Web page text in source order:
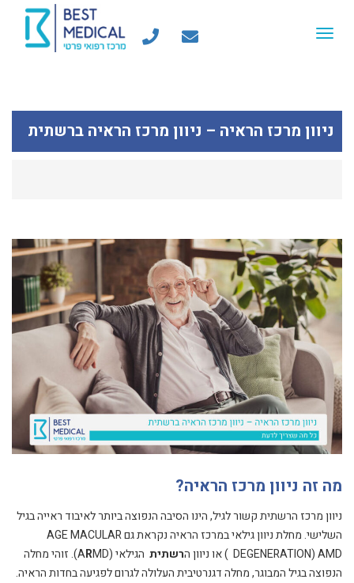
Toggle
ניוון מרכז הראיה – ניוון מרכז הראיה ברשתית
מה זה ניוון מרכז הראיה?
ניוון מרכז הרשתית קשור לגיל, הינו הסיבה הנפוצה ביותר לאיבוד ראייה בגיל
השלישי.
מחלת ניוון גילאי במרכז הראיה נקראת גם AGE MACULAR
DEGENERATION) AMD ) או ניוון ה
רשתית הגילאי (A R MD). זוהי מחלה
הנפוצה בגיל המבוגר, מחלה דגנרטיבית העלולה לגרום לפגיעה בחדות הראיה.